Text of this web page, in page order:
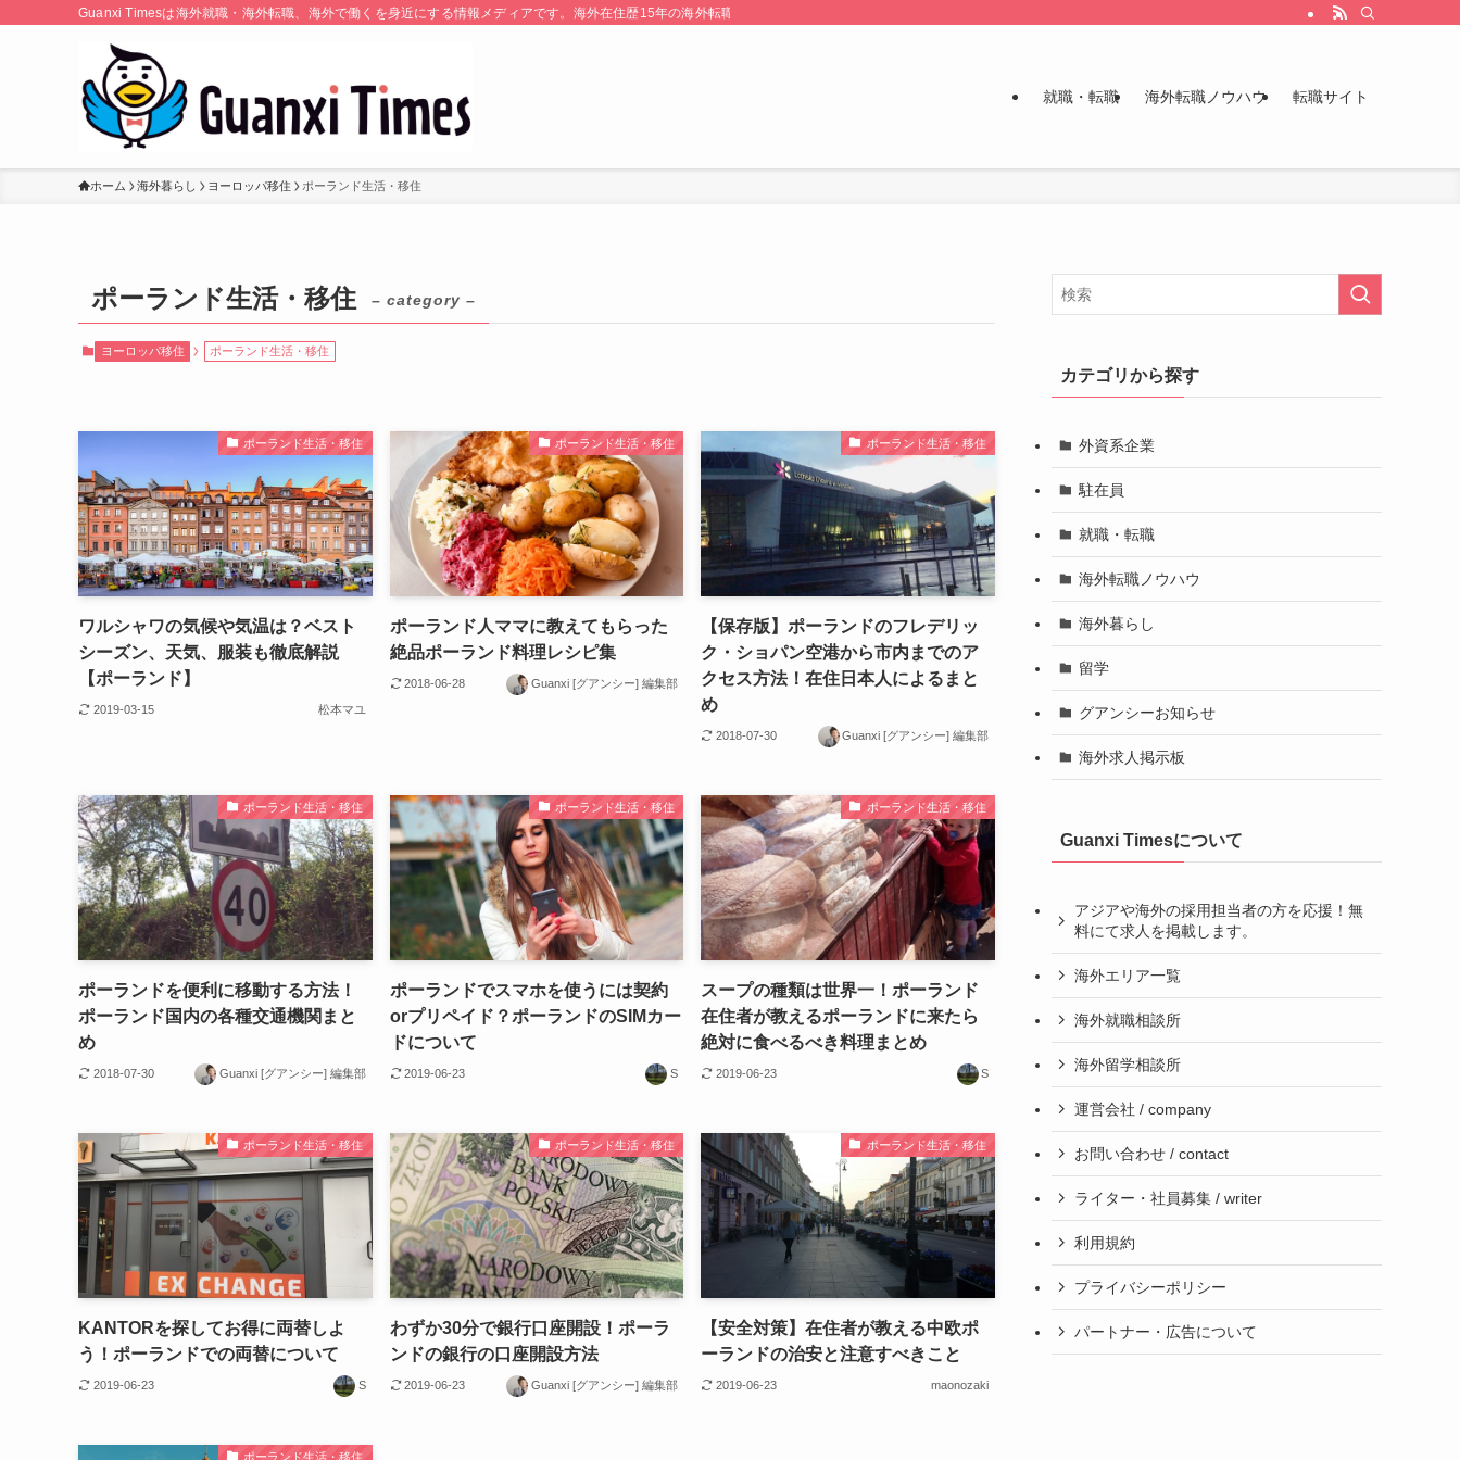
Guanxi Timesは海外就職・海外転職、海外で働くを身近にする情報メディアです。海外在住歴15年の海外転職のプロが監修・運営しています。
就職・転職 海外転職ノウハウ 転職サイト
ホーム 海外暮らし ヨーロッパ移住 ポーランド生活・移住
ポーランド生活・移住 – category –
ヨーロッパ移住 ポーランド生活・移住
ポーランド生活・移住
ワルシャワの気候や気温は？ベスト
シーズン、天気、服装も徹底解説
【ポーランド】
2019-03-15 松本マユ
ポーランド生活・移住
ポーランド人ママに教えてもらった
絶品ポーランド料理レシピ集
2018-06-28 Guanxi [グアンシー] 編集部
ポーランド生活・移住
【保存版】ポーランドのフレデリッ
ク・ショパン空港から市内までのア
クセス方法！在住日本人によるまと
め
2018-07-30 Guanxi [グアンシー] 編集部
ポーランド生活・移住
ポーランドを便利に移動する方法！
ポーランド国内の各種交通機関まと
め
2018-07-30 Guanxi [グアンシー] 編集部
ポーランド生活・移住
ポーランドでスマホを使うには契約
orプリペイド？ポーランドのSIMカー
ドについて
2019-06-23 S
ポーランド生活・移住
スープの種類は世界一！ポーランド
在住者が教えるポーランドに来たら
絶対に食べるべき料理まとめ
2019-06-23 S
ポーランド生活・移住
KANTORを探してお得に両替しよ
う！ポーランドでの両替について
2019-06-23 S
ポーランド生活・移住
わずか30分で銀行口座開設！ポーラ
ンドの銀行の口座開設方法
2019-06-23 Guanxi [グアンシー] 編集部
ポーランド生活・移住
【安全対策】在住者が教える中欧ポ
ーランドの治安と注意すべきこと
2019-06-23 maonozaki
ポーランド生活・移住
カテゴリから探す
外資系企業
駐在員
就職・転職
海外転職ノウハウ
海外暮らし
留学
グアンシーお知らせ
海外求人掲示板
Guanxi Timesについて
アジアや海外の採用担当者の方を応援！無
料にて求人を掲載します。
海外エリア一覧
海外就職相談所
海外留学相談所
運営会社 / company
お問い合わせ / contact
ライター・社員募集 / writer
利用規約
プライバシーポリシー
パートナー・広告について